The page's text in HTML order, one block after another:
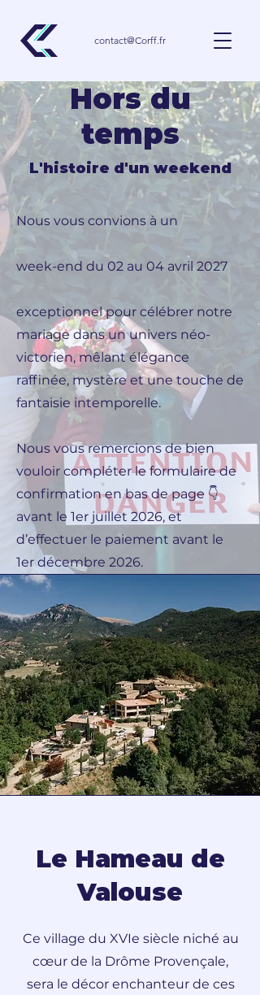
contact@Corff.fr
Hors du
temps
L'histoire d'un weekend
Nous vous convions à un
week-end du 02 au 04 avril 2027
exceptionnel pour célébrer notre
mariage dans un univers néo-
victorien, mêlant élégance
raffinée, mystère et une touche de
fantaisie intemporelle.
Nous vous remercions de bien
vouloir compléter le formulaire de
confirmation en bas de page 👇
avant le 1er juillet 2026, et
d’effectuer le paiement avant le
1er décembre 2026.
Le Hameau de
Valouse
Ce village du XVIe siècle niché au
cœur de la Drôme Provençale,
sera le décor enchanteur de ces